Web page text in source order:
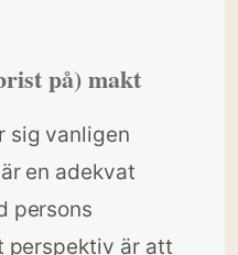
på) makt
sig vanligen
en adekvat
persons
perspektiv är att